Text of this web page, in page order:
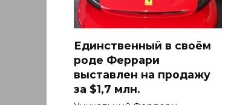
Единственный в своём
роде Феррари
выставлен на продажу
за $1,7 млн.